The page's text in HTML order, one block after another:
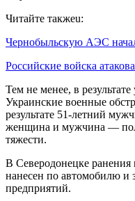
Читайте такжеu:
Чернобыльскую АЭС
Российские войска
Тем не менее, в
Украинские военные
результате 51-летний
женщина и мужчина —
тяжести.
В Северодонецке ранения
нанесен по автомобилю и
предприятий.